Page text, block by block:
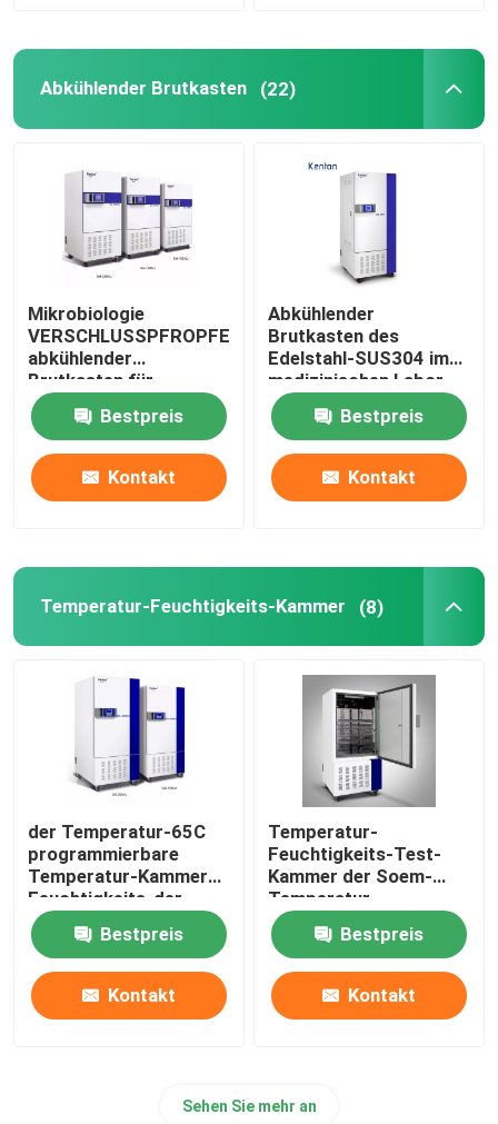
Augenhöhlen-Shaker Incubator
CO2 Brutkasten
Anaerober Inkubator
Umweltprüfkammern
Thrombozyten-Inkubator-Rührer
Laborwasserbad
Abkühlender Brutkasten (22)
Mikrobiologie
VERSCHLUSSPFROPFEN
abkühlender
Brutkasten für
Bakterienkultur 110V
220V
Bestpreis
Kontakt
Abkühlender
Brutkasten des
Edelstahl-SUS304 im
medizinischen Labor
400L
Bestpreis
Kontakt
Temperatur-Feuchtigkeits-Kammer (8)
der Temperatur-65C
programmierbare
Temperatur-Kammer
Feuchtigkeits-der
Kammer-SUS304
Bestpreis
Kontakt
Temperatur-
Feuchtigkeits-Test-
Kammer der Soem-
Temperatur-
Feuchtigkeits-
Kammer-220V
Bestpreis
Kontakt
Sehen Sie mehr an